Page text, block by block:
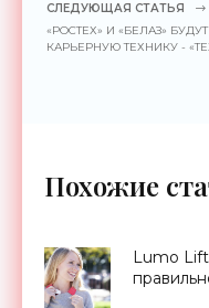
СЛЕДУЮЩАЯ СТАТЬЯ
«РОСТЕХ» И «БЕЛАЗ»
КАРЬЕРНУЮ ТЕХНИКУ -
Похожие
Lumo